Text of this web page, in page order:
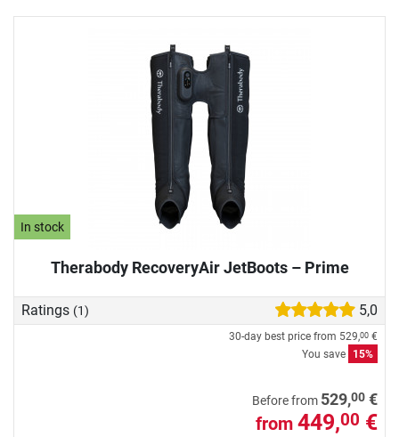
In stock
Therabody RecoveryAir JetBoots – Prime
Ratings (1) 5,0
30-day best price from 529,00 €
You save
15%
Before from 529,00 €
from 449,00 €